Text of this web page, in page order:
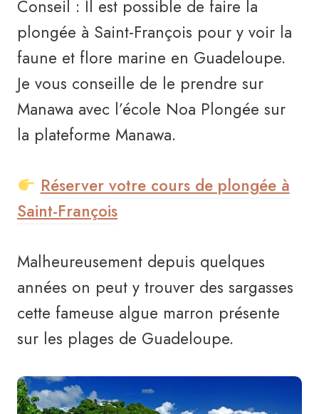
Conseil : Il est possible de faire la
plongée à Saint-François pour y voir la
faune et flore marine en Guadeloupe.
Je vous conseille de le prendre sur
Manawa avec l’école Noa Plongée sur
la plateforme Manawa.
Réserver votre cours de plongée à
Saint-François
Malheureusement depuis quelques
années on peut y trouver des sargasses
cette fameuse algue marron présente
sur les plages de Guadeloupe.